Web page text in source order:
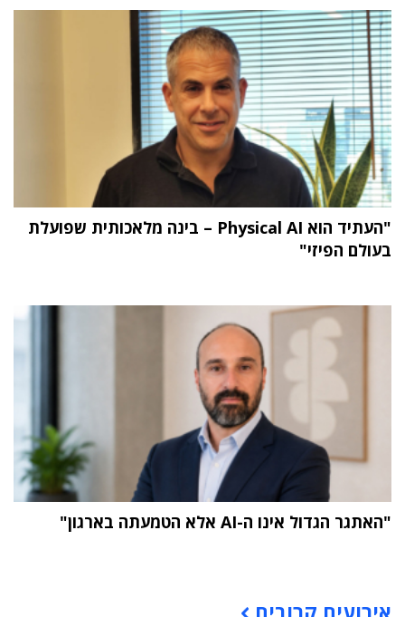
"העתיד הוא Physical AI – בינה מלאכותית שפועלת
בעולם הפיזי"
"האתגר הגדול אינו ה-AI אלא הטמעתה בארגון"
אירועים קרובים